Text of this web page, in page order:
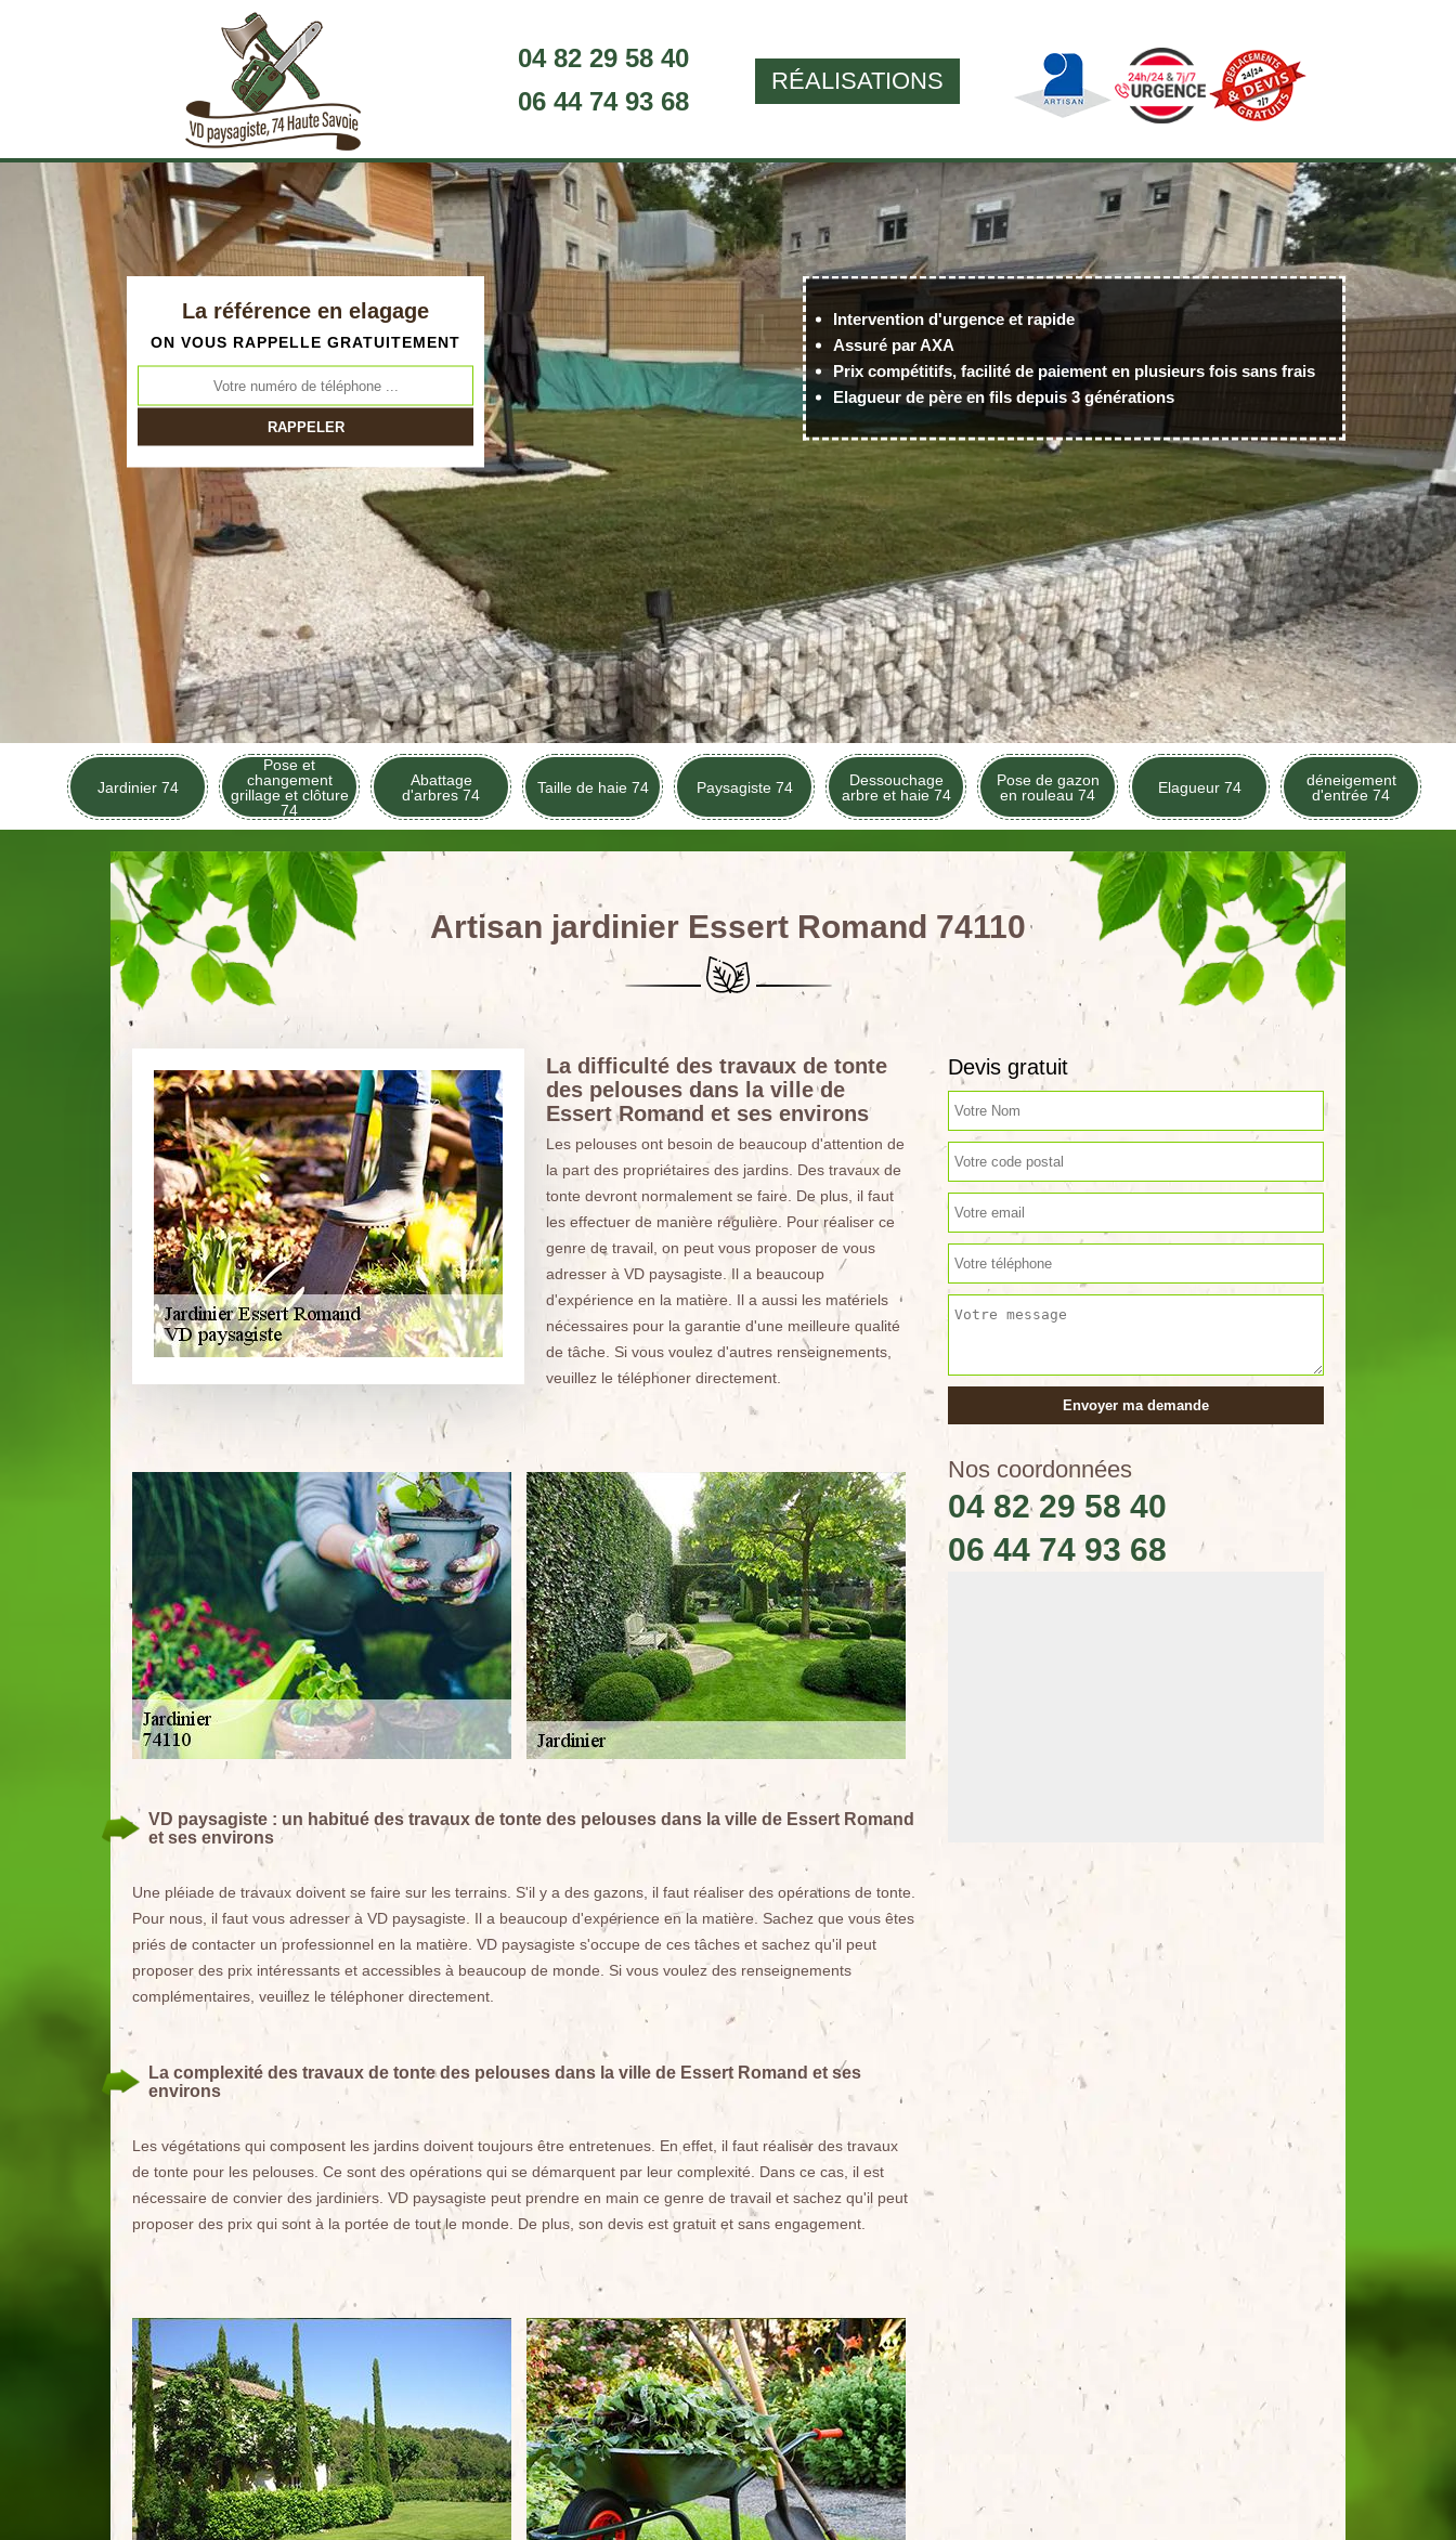
04 82 29 58 40
06 44 74 93 68
RÉALISATIONS
La référence en elagage
ON VOUS RAPPELLE GRATUITEMENT
Intervention d'urgence et rapide
Assuré par AXA
Prix compétitifs, facilité de paiement en plusieurs fois sans frais
Elagueur de père en fils depuis 3 générations
Jardinier 74
Pose et
changement
grillage et clôture
74
Abattage
d'arbres 74
Taille de haie 74 Paysagiste 74
Dessouchage
arbre et haie 74
Pose de gazon
en rouleau 74
Elagueur 74
déneigement
d'entrée 74
Artisan jardinier Essert Romand 74110
La difficulté des travaux de tonte
des pelouses dans la ville de
Essert Romand et ses environs
Les pelouses ont besoin de beaucoup d'attention de
la part des propriétaires des jardins. Des travaux de
tonte devront normalement se faire. De plus, il faut
les effectuer de manière régulière. Pour réaliser ce
genre de travail, on peut vous proposer de vous
adresser à VD paysagiste. Il a beaucoup
d'expérience en la matière. Il a aussi les matériels
nécessaires pour la garantie d'une meilleure qualité
de tâche. Si vous voulez d'autres renseignements,
veuillez le téléphoner directement.
VD paysagiste : un habitué des travaux de tonte des pelouses dans la ville de Essert Romand
et ses environs
Une pléiade de travaux doivent se faire sur les terrains. S'il y a des gazons, il faut réaliser des opérations de tonte.
Pour nous, il faut vous adresser à VD paysagiste. Il a beaucoup d'expérience en la matière. Sachez que vous êtes
priés de contacter un professionnel en la matière. VD paysagiste s'occupe de ces tâches et sachez qu'il peut
proposer des prix intéressants et accessibles à beaucoup de monde. Si vous voulez des renseignements
complémentaires, veuillez le téléphoner directement.
La complexité des travaux de tonte des pelouses dans la ville de Essert Romand et ses
environs
Les végétations qui composent les jardins doivent toujours être entretenues. En effet, il faut réaliser des travaux
de tonte pour les pelouses. Ce sont des opérations qui se démarquent par leur complexité. Dans ce cas, il est
nécessaire de convier des jardiniers. VD paysagiste peut prendre en main ce genre de travail et sachez qu'il peut
proposer des prix qui sont à la portée de tout le monde. De plus, son devis est gratuit et sans engagement.
Devis gratuit
Nos coordonnées
04 82 29 58 40
06 44 74 93 68